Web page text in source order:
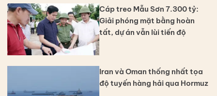
Cáp treo Mẫu Sơn 7.300 tỷ:
Giải phóng mặt bằng hoàn
tất, dự án vẫn lùi tiến độ
Iran và Oman thống nhất tọa
độ tuyến hàng hải qua Hormuz